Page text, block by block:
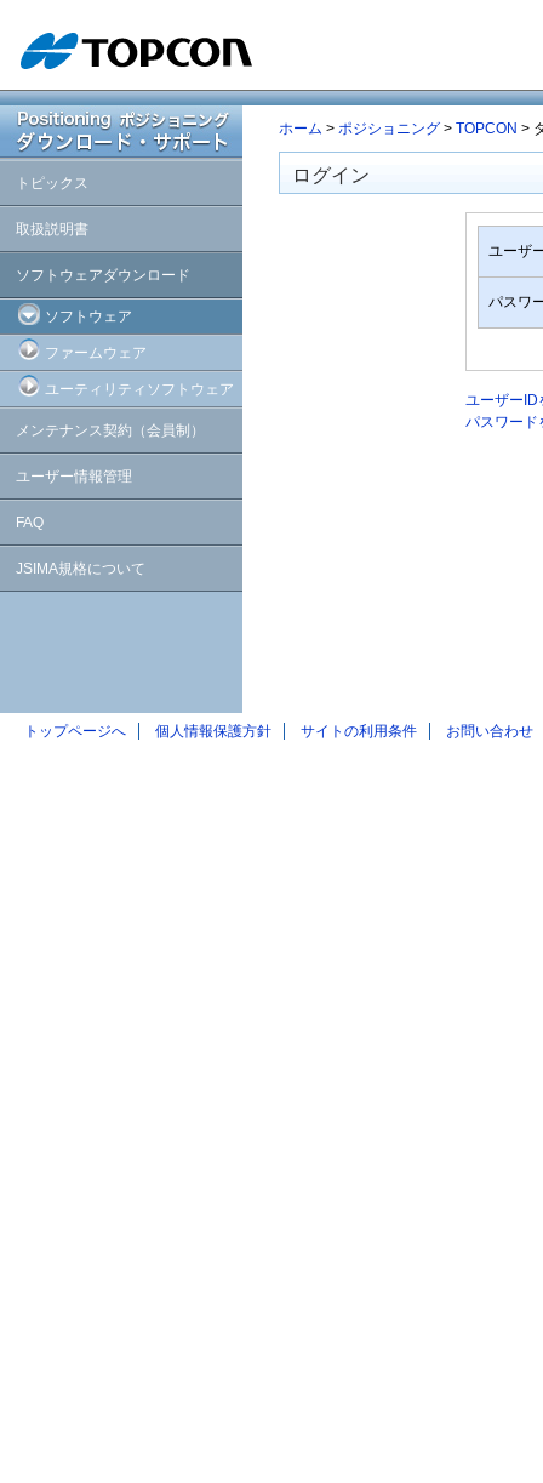
トピックス
取扱説明書
ソフトウェアダウンロード
ソフトウェア
ファームウェア
ユーティリティソフトウェア
メンテナンス契約（会員制）
ユーザー情報管理
FAQ
JSIMA規格について
ホーム > ポジショニング > TOPCON >
ログイン
ユーザ
パスワ
ユーザーID
パスワード
トップページへ 個人情報保護方針 サイトの利用条件 お問い合わせ